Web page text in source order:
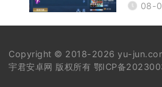
08-
Copyright © 2018-2026 yu-
宇君安卓网 版权所有 鄂ICP备